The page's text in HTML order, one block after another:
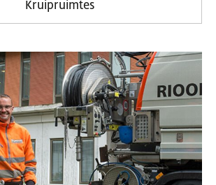
Kruipruimtes